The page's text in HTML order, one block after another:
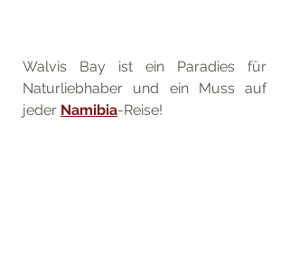
Walvis Bay ist ein Paradies für
Naturliebhaber und ein Muss auf
jeder Namibia-Reise!